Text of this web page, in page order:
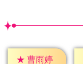
★ 曹雨婷